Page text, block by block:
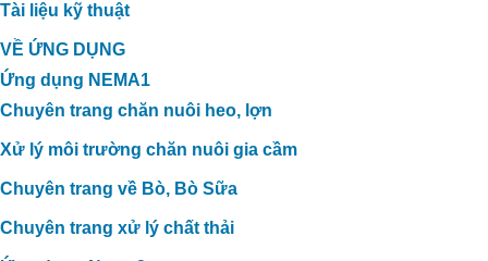
Tài liệu kỹ thuật
VỀ ỨNG DỤNG
Ứng dụng NEMA1
Chuyên trang chăn nuôi heo, lợn
Xử lý môi trường chăn nuôi gia cầm
Chuyên trang về Bò, Bò Sữa
Chuyên trang xử lý chất thải